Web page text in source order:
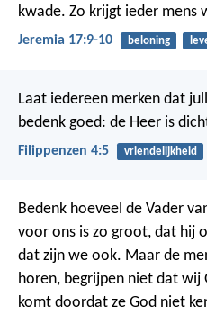
kwade. Zo krijgt ieder mens
Jeremia 17:9-10 beloning
Laat iedereen merken dat
bedenk goed: de Heer is
Filippenzen 4:5 vriendelijkheid
Bedenk hoeveel de Vader
voor ons is zo groot, dat hij
dat zijn we ook. Maar de
horen, begrijpen niet dat wij
komt doordat ze God niet